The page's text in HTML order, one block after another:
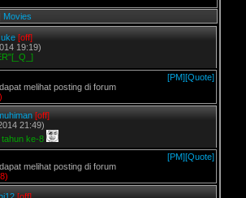
Movies
[off]
19:19)
[PM][Quote]
melihat posting di forum
[off]
21:49)
tahun ke-8
[PM][Quote]
melihat posting di forum